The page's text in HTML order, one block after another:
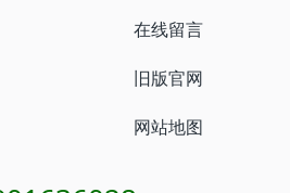
在线留言
旧版官网
网站地图